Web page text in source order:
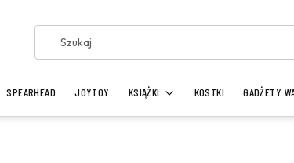
SPEARHEAD JOYTOY KSIĄŻKI KOSTKI GADŻETY